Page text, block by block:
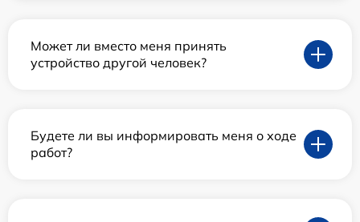
Может ли вместо меня принять
устройство другой человек?
Будете ли вы информировать меня о ходе
работ?